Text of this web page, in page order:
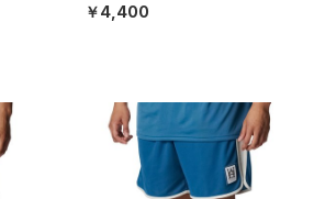
￥4,400